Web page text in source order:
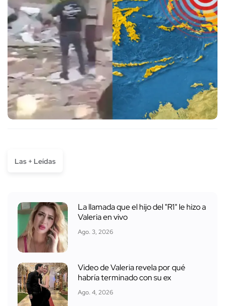
Las + Leídas
La llamada que el hijo del "R1" le hizo a
Valeria en vivo
Ago. 3, 2026
Video de Valeria revela por qué
habría terminado con su ex
Ago. 4, 2026